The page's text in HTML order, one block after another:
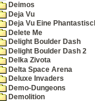
Deimos
Deja Vu
Deja Vu Eine
Delete Me
Delight Boulder Dash
Delight Boulder Dash 2
Delka Zivota
Delta Space Arena
Deluxe Invaders
Demo-Dungeons
Demolition